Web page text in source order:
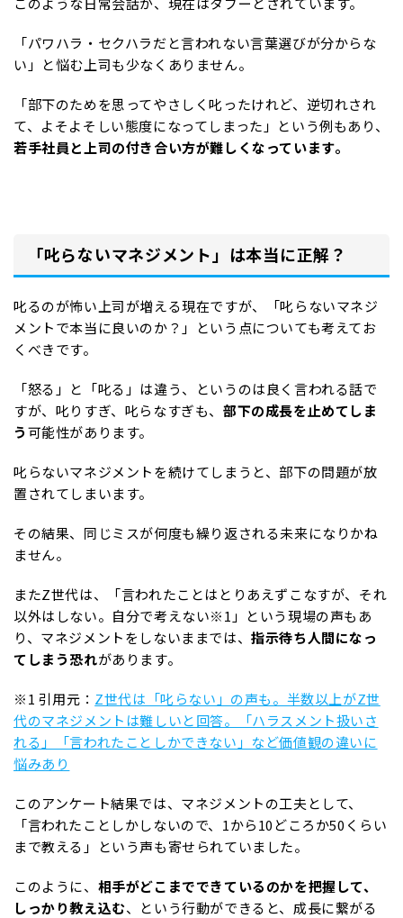
「パワハラ・セクハラだと言われない言葉選びが分からな
い」と悩む上司も少なくありません。
「部下のためを思ってやさしく叱ったけれど、逆切れされ
て、よそよそしい態度になってしまった」という例もあり、
若手社員と上司の付き合い方が難しくなっています。
「叱らないマネジメント」は本当に正解？
叱るのが怖い上司が増える現在ですが、「叱らないマネジ
メントで本当に良いのか？」という点についても考えてお
くべきです。
「怒る」と「叱る」は違う、というのは良く言われる話で
すが、叱りすぎ、叱らなすぎも、 部下の成長を止めてしま
う可能性があります。
叱らないマネジメントを続けてしまうと、部下の問題が放
置されてしまいます。
その結果、同じミスが何度も繰り返される未来になりかね
ません。
またZ世代は、「言われたことはとりあえずこなすが、それ
以外はしない。自分で考えない※1」という現場の声もあ
り、マネジメントをしないままでは、指示待ち人間になっ
てしまう恐れがあります。
※1 引用元： Z世代は「叱らない」の声も。半数以上がZ世
代のマネジメントは難しいと回答。「ハラスメント扱いさ
れる」「言われたことしかできない」など価値観の違いに
悩みあり
このアンケート結果では、マネジメントの工夫として、
「言われたことしかしないので、1から10どころか50くらい
まで教える」という声も寄せられていました。
このように、 相手がどこまでできているのかを把握して、
しっかり教え込む、という行動ができると、成長に繋がる